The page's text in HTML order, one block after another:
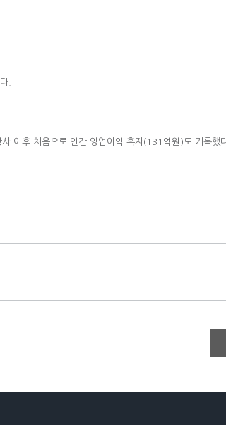
.
이후 처음으로 연간 영업이익 흑자(131억원)도 기록했